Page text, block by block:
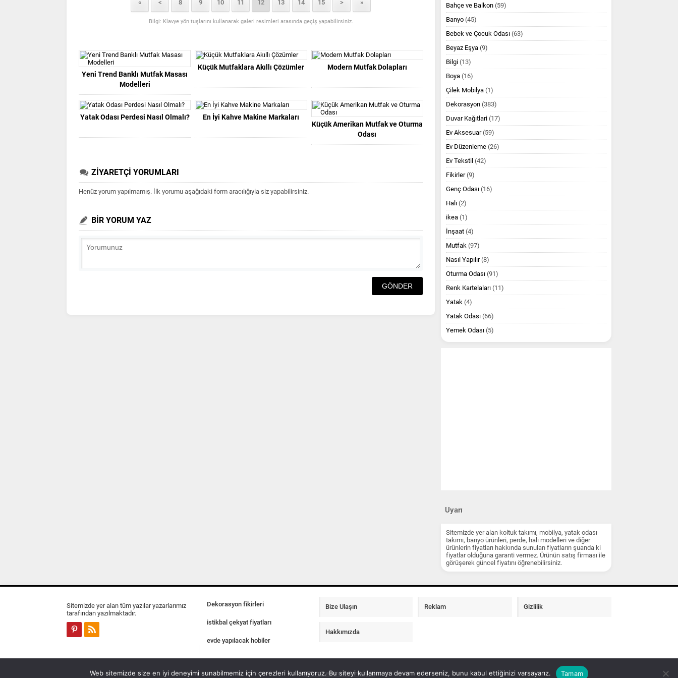
« < 8 9 10 11 12 13 14 15 > »
Bilgi: Klavye yön tuşlarını kullanarak galeri resimleri arasında geçiş yapabilirsiniz.
Yeni Trend Banklı Mutfak Masası
Modelleri
Küçük Mutfaklara Akıllı Çözümler Modern Mutfak Dolapları
Yatak Odası Perdesi Nasıl Olmalı?
En İyi Kahve Makine Markaları
Küçük Amerikan Mutfak ve Oturma
Odası
ZİYARETÇİ YORUMLARI
Henüz yorum yapılmamış. İlk yorumu aşağıdaki form aracılığıyla siz yapabilirsiniz.
BİR YORUM YAZ
Bahçe ve Balkon (59)
Banyo (45)
Bebek ve Çocuk Odası (63)
Beyaz Eşya (9)
Bilgi (13)
Boya (16)
Çilek Mobilya (1)
Dekorasyon (383)
Duvar Kağıtlari (17)
Ev Aksesuar(59)
Ev Düzenleme (26)
Ev Tekstil (42)
Fikirler(9)
Genç Odası (16)
Halı (2)
ikea (1)
İnşaat (4)
Mutfak (97)
Nasıl Yapılır(8)
Oturma Odası (91)
Renk Kartelaları (11)
Yatak (4)
Yatak Odası (66)
Yemek Odası (5)
Uyarı
Sitemizde yer alan koltuk takımı, mobilya, yatak odası
takımı, banyo ürünleri, perde, halı modelleri ve diğer
ürünlerin fiyatları hakkında sunulan fiyatların şuanda ki
fiyatlar olduğuna garanti vermez. Ürünün satış firması ile
görüşerek güncel fiyatını öğrenebilirsiniz.
Sitemizde yer alan tüm yazılar yazarlarımız
tarafından yazılmaktadır.
Dekorasyon fikirleri
istikbal çekyat fiyatları
evde yapılacak hobiler
Bize Ulaşın Reklam Gizlilik
Hakkımızda
100 m2 ev insaat maliyeti
Web sitemizde size en iyi deneyimi sunabilmemiz için çerezleri kullanıyoruz. Bu siteyi kullanmaya devam ederseniz, bunu kabul ettiğinizi varsayarız. Tamam